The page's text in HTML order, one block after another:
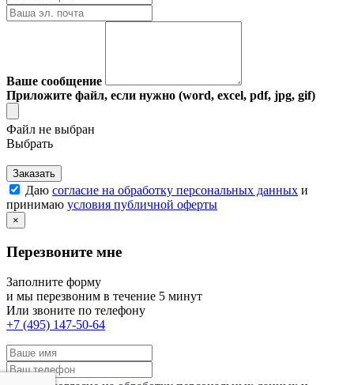
Ваше сообщение
Приложите файл, если нужно (word, excel, pdf, jpg, gif)
Файл не выбран
Выбрать
Заказать
Даю согласие на обработку персональных данных и
принимаю условия публичной оферты
×
Перезвоните мне
Заполните форму
и мы перезвоним в течение 5 минут
Или звоните по телефону
+7 (495) 147-50-64